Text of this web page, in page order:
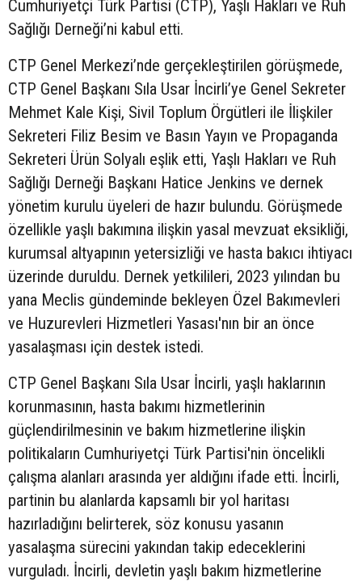
Cumhuriyetçi Türk Partisi (CTP), Yaşlı Hakları ve Ruh
Sağlığı Derneği’ni kabul etti.
CTP Genel Merkezi’nde gerçekleştirilen görüşmede,
CTP Genel Başkanı Sıla Usar İncirli’ye Genel Sekreter
Mehmet Kale Kişi, Sivil Toplum Örgütleri ile İlişkiler
Sekreteri Filiz Besim ve Basın Yayın ve Propaganda
Sekreteri Ürün Solyalı eşlik etti, Yaşlı Hakları ve Ruh
Sağlığı Derneği Başkanı Hatice Jenkins ve dernek
yönetim kurulu üyeleri de hazır bulundu. Görüşmede
özellikle yaşlı bakımına ilişkin yasal mevzuat eksikliği,
kurumsal altyapının yetersizliği ve hasta bakıcı ihtiyacı
üzerinde duruldu. Dernek yetkilileri, 2023 yılından bu
yana Meclis gündeminde bekleyen Özel Bakımevleri
ve Huzurevleri Hizmetleri Yasası'nın bir an önce
yasalaşması için destek istedi.
CTP Genel Başkanı Sıla Usar İncirli, yaşlı haklarının
korunmasının, hasta bakımı hizmetlerinin
güçlendirilmesinin ve bakım hizmetlerine ilişkin
politikaların Cumhuriyetçi Türk Partisi'nin öncelikli
çalışma alanları arasında yer aldığını ifade etti. İncirli,
partinin bu alanlarda kapsamlı bir yol haritası
hazırladığını belirterek, söz konusu yasanın
yasalaşma sürecini yakından takip edeceklerini
vurguladı. İncirli, devletin yaşlı bakım hizmetlerine